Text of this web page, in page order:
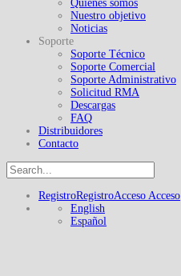
Quiénes somos
Nuestro objetivo
Noticias
Soporte
Soporte Técnico
Soporte Comercial
Soporte Administrativo
Solicitud RMA
Descargas
FAQ
Distribuidores
Contacto
RegistroRegistroAcceso Acceso
English
Español